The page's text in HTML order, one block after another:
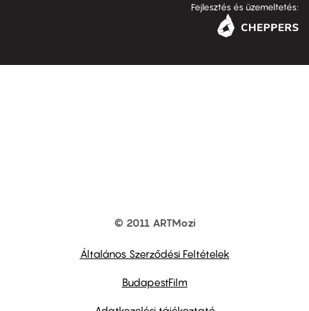
Fejlesztés és üzemeltetés:
© 2011 ARTMozi
Általános Szerződési Feltételek
BudapestFilm